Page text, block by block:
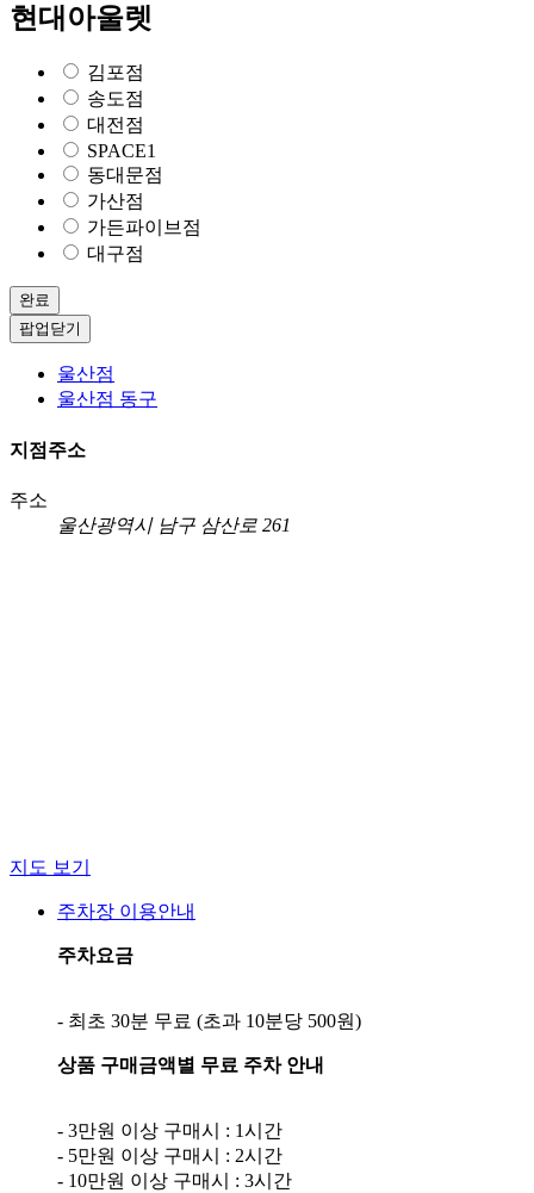
현대아울렛
김포점
송도점
대전점
SPACE1
동대문점
가산점
가든파이브점
대구점
완료
팝업닫기
울산점
울산점 동구
지점주소
주소
울산광역시 남구 삼산로 261
지도 보기
주차장 이용안내
주차요금
상품 구매금액별 무료 주차 안내
- 3만원 이상 구매시 : 1시간
- 5만원 이상 구매시 : 2시간
- 10만원 이상 구매시 : 3시간